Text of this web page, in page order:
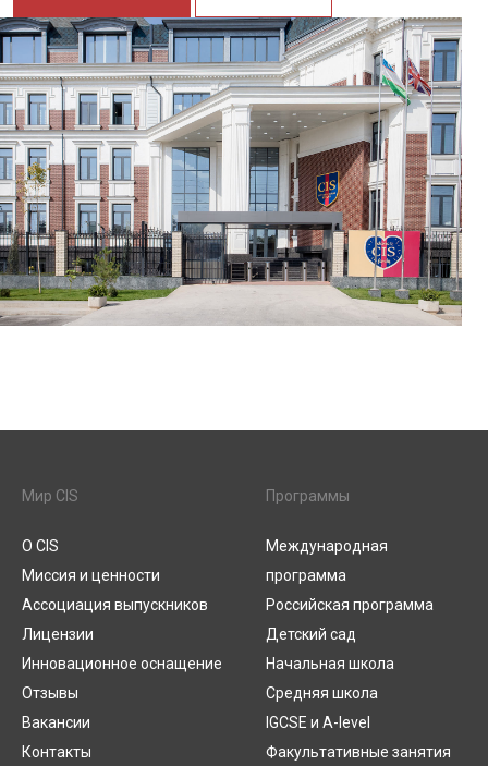
Мир CIS
О CIS
Миссия и ценности
Ассоциация выпускников
Лицензии
Инновационное оснащение
Отзывы
Вакансии
Контакты
Программы
Международная
программа
Российская программа
Детский сад
Начальная школа
Средняя школа
IGCSE и A-level
Факультативные занятия